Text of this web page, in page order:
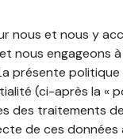
nous et nous y
nous engageons
présente
(ci-après la «
des traitements
de ces